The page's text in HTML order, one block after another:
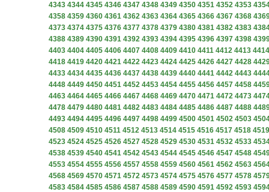
4343 4344 4345 4346 4347 4348 4349 4350 4351 4352 4353
4358 4359 4360 4361 4362 4363 4364 4365 4366 4367 4368
4373 4374 4375 4376 4377 4378 4379 4380 4381 4382 4383
4388 4389 4390 4391 4392 4393 4394 4395 4396 4397 4398
4403 4404 4405 4406 4407 4408 4409 4410 4411 4412 4413 4414
4418 4419 4420 4421 4422 4423 4424 4425 4426 4427 4428
4433 4434 4435 4436 4437 4438 4439 4440 4441 4442 4443
4448 4449 4450 4451 4452 4453 4454 4455 4456 4457 4458
4463 4464 4465 4466 4467 4468 4469 4470 4471 4472 4473
4478 4479 4480 4481 4482 4483 4484 4485 4486 4487 4488
4493 4494 4495 4496 4497 4498 4499 4500 4501 4502 4503
4508 4509 4510 4511 4512 4513 4514 4515 4516 4517 4518 4519
4523 4524 4525 4526 4527 4528 4529 4530 4531 4532 4533
4538 4539 4540 4541 4542 4543 4544 4545 4546 4547 4548
4553 4554 4555 4556 4557 4558 4559 4560 4561 4562 4563
4568 4569 4570 4571 4572 4573 4574 4575 4576 4577 4578
4583 4584 4585 4586 4587 4588 4589 4590 4591 4592 4593